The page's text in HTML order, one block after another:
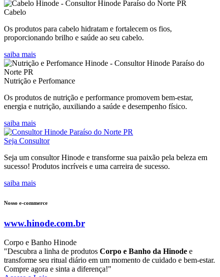
Cabelo
Os produtos para cabelo hidratam e fortalecem os fios,
proporcionando brilho e saúde ao seu cabelo.
saiba mais
Nutrição e Perfomance
Os produtos de nutrição e performance promovem bem-estar,
energia e nutrição, auxiliando a saúde e desempenho físico.
saiba mais
Seja Consultor
Seja um consultor Hinode e transforme sua paixão pela beleza em
sucesso! Produtos incríveis e uma carreira de sucesso.
saiba mais
Nosso e-commerce
www.hinode.com.br
Corpo e Banho Hinode
"Descubra a linha de produtos Corpo e Banho da Hinode e
transforme seu ritual diário em um momento de cuidado e bem-estar.
Compre agora e sinta a diferença!"